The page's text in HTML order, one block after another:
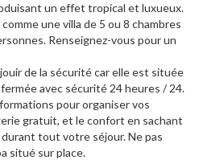
un effet tropical et luxueux.
une villa de 5 ou 8 chambres
Renseignez-vous pour un
de la sécurité car elle est située
avec sécurité 24 heures / 24.
pour organiser vos
gratuit, et le confort en sachant
tout votre séjour. Ne pas
situé sur place.